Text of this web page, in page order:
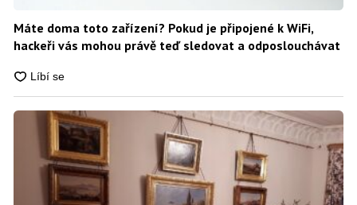
Máte doma toto zařízení? Pokud je připojené k WiFi,
hackeři vás mohou právě teď sledovat a odposlouchávat